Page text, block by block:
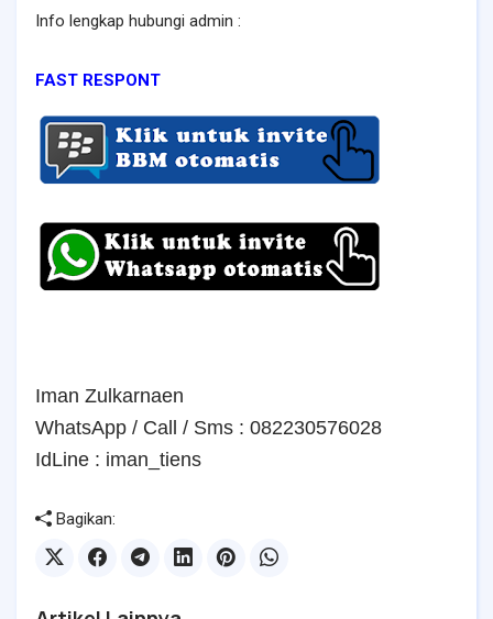
Info lengkap hubungi admin :
FAST RESPONT
Iman Zulkarnaen
WhatsApp / Call / Sms : 082230576028
IdLine : iman_tiens
Bagikan: